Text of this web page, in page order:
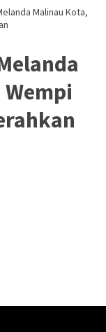
Malinau Kota,